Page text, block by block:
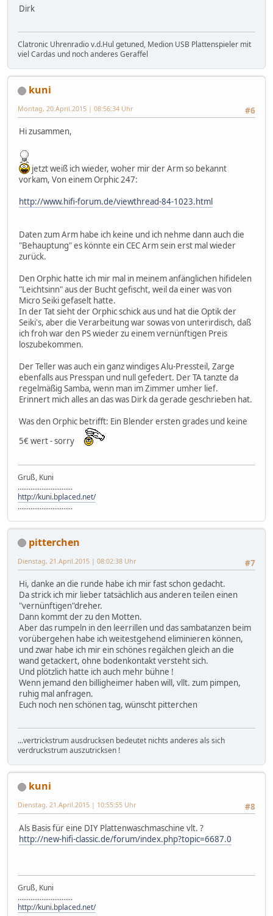
Dirk
Clatronic Uhrenradio v.d.Hul getuned, Medion USB Plattenspieler mit
viel Cardas und noch anderes Geraffel
kuni
#6
Montag, 20.April.2015 | 08:56:34 Uhr
Hi zusammen,
jetzt weiß ich wieder, woher mir der Arm so bekannt
vorkam, Von einem Orphic 247:
http://www.hifi-forum.de/viewthread-84-1023.html
Daten zum Arm habe ich keine und ich nehme dann auch die
"Behauptung" es könnte ein CEC Arm sein erst mal wieder
zurück.
Den Orphic hatte ich mir mal in meinem anfänglichen hifidelen
"Leichtsinn" aus der Bucht gefischt, weil da einer was von
Micro Seiki gefaselt hatte.
In der Tat sieht der Orphic schick aus und hat die Optik der
Seiki's, aber die Verarbeitung war sowas von unterirdisch, daß
ich froh war den PS wieder zu einem vernünftigen Preis
loszubekommen.
Der Teller was auch ein ganz windiges Alu-Pressteil, Zarge
ebenfalls aus Presspan und null gefedert. Der TA tanzte da
regelmäßig Samba, wenn man im Zimmer umher lief.
Erinnert mich alles an das was Dirk da gerade geschrieben hat.
Was den Orphic betrifft: Ein Blender ersten grades und keine
5€ wert - sorry
Gruß, Kuni
..............................
http://kuni.bplaced.net/
..............................
pitterchen
#7
Dienstag, 21.April.2015 | 08:02:38 Uhr
Hi, danke an die runde habe ich mir fast schon gedacht.
Da strick ich mir lieber tatsächlich aus anderen teilen einen
"vernünftigen"dreher.
Dann kommt der zu den Motten.
Aber das rumpeln in den leerrillen und das sambatanzen beim
vorübergehen habe ich weitestgehend eliminieren können,
und zwar habe ich mir ein schönes regälchen gleich an die
wand getackert, ohne bodenkontakt versteht sich.
Und plötzlich hatte ich auch mehr bühne !
Wenn jemand den billigheimer haben will, vllt. zum pimpen,
ruhig mal anfragen.
Euch noch nen schönen tag, wünscht pitterchen
...vertrickstrum ausdrucksen bedeutet nichts anderes als sich
verdruckstrum auszutricksen !
kuni
#8
Dienstag, 21.April.2015 | 10:55:55 Uhr
Als Basis für eine DIY Plattenwaschmaschine vlt. ?
http://new-hifi-classic.de/forum/index.php?topic=6687.0
Gruß, Kuni
..............................
http://kuni.bplaced.net/